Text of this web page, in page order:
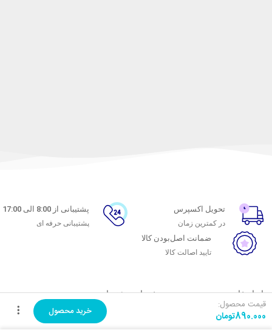
قیمت محصول:
تومان890.000 خرید محصول
تحویل اکسپرس
در کمترین زمان
پشتیبانی از 8:00 الی 17:00
پشتیبانی حرفه ای
ضمانت اصل‌بودن کالا
تایید اصالت کالا
با ماه خانوم
اتاق خبر ماه خانوم
خدمات مشتریان
پاسخ به پرسش‌های متداول